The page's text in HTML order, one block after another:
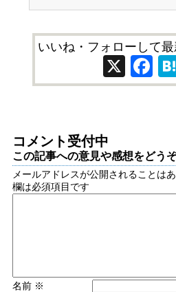
いいね・フォローして
X
コメント受付中
この記事への意見や感想をどうぞ
メールアドレスが公開されることはあ
欄は必須項目です
名前 ※